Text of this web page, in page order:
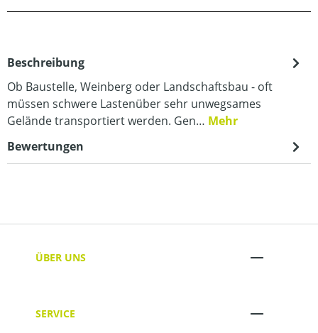
Beschreibung
Ob Baustelle, Weinberg oder Landschaftsbau - oft
müssen schwere Lastenüber sehr unwegsames
Gelände transportiert werden. Gen… Mehr
Bewertungen
ÜBER UNS
SERVICE